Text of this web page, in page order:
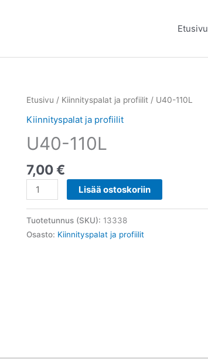
Etusivu
Etusivu / Kiinnityspalat ja profiilit / U40-110L
Kiinnityspalat ja profiilit
U40-110L
7,00€
U40-
110L
Lisää ostoskoriin
Tuotetunnus (SKU): 13338
Osasto: Kiinnityspalat ja profiilit